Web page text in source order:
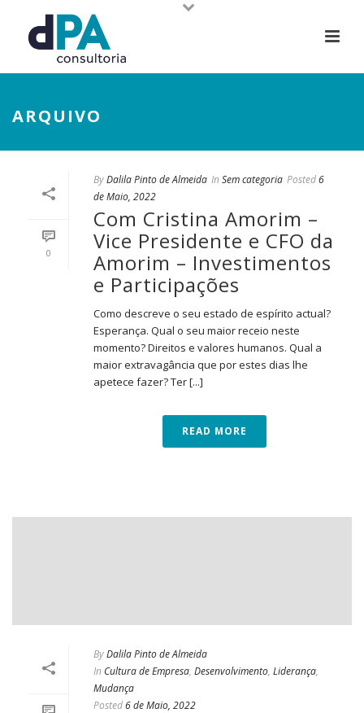
ARQUIVO
0
ByDalila Pinto de Almeida In Sem categoria Posted6
de Maio, 2022
Com Cristina Amorim –
Vice Presidente e CFO da
Amorim – Investimentos
e Participações
Como descreve o seu estado de espírito actual?
Esperança. Qual o seu maior receio neste
momento? Direitos e valores humanos. Qual a
maior extravagância que por estes dias lhe
apetece fazer? Ter [...]
READ MORE
ByDalila Pinto de Almeida
In Cultura de Empresa, Desenvolvimento, Liderança,
Mudança
Posted6 de Maio, 2022